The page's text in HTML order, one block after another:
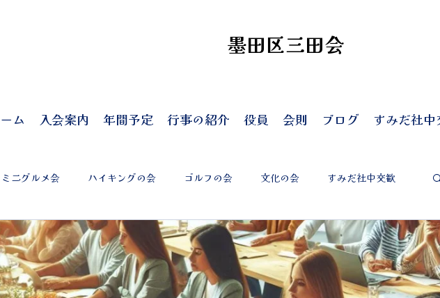
墨田区三田会
ム 入会案内 年間予定 行事の紹介 役員 会則 ブログ すみだ社中
ミニグルメ会 ハイキングの会 ゴルフの会 文化の会 すみだ社中交歓
近隣三田会